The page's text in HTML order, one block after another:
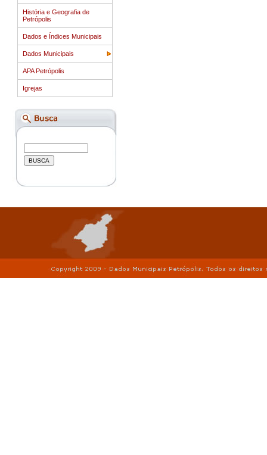
História e Geografia de
Petrópolis
Dados e Índices Municipais
Dados Municipais
APA Petrópolis
Igrejas